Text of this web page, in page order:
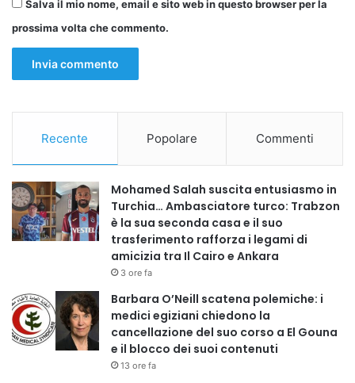
Salva il mio nome, email e sito web in questo browser per la
prossima volta che commento.
Recente Popolare Commenti
Mohamed Salah suscita entusiasmo in
Turchia… Ambasciatore turco: Trabzon
è la sua seconda casa e il suo
trasferimento rafforza i legami di
amicizia tra Il Cairo e Ankara
3 ore fa
Barbara O’Neill scatena polemiche: i
medici egiziani chiedono la
cancellazione del suo corso a El Gouna
e il blocco dei suoi contenuti
13 ore fa